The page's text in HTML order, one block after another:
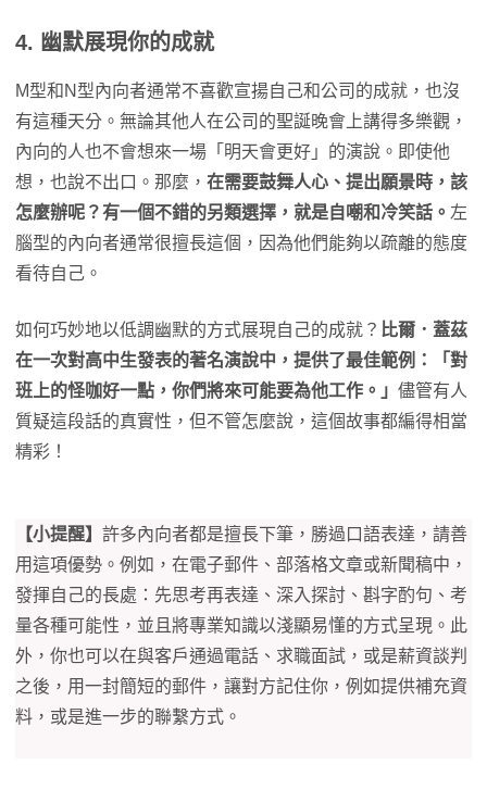
4. 幽默展現你的成就
M型和N型內向者通常不喜歡宣揚自己和公司的成就，也沒
有這種天分。無論其他人在公司的聖誕晚會上講得多樂觀，
內向的人也不會想來一場「明天會更好」的演說。即使他
想，也說不出口。那麼， 在需要鼓舞人心、提出願景時，該
怎麼辦呢？有一個不錯的另類選擇，就是自嘲和冷笑話。 左
腦型的內向者通常很擅長這個，因為他們能夠以疏離的態度
看待自己。
如何巧妙地以低調幽默的方式展現自己的成就？ 比爾．蓋茲
在一次對高中生發表的著名演說中，提供了最佳範例：「對
班上的怪咖好一點，你們將來可能要為他工作。」 儘管有人
質疑這段話的真實性，但不管怎麼說，這個故事都編得相當
精彩！
【小提醒】 許多內向者都是擅長下筆，勝過口語表達，請善
用這項優勢。例如，在電子郵件、部落格文章或新聞稿中，
發揮自己的長處：先思考再表達、深入探討、斟字酌句、考
量各種可能性，並且將專業知識以淺顯易懂的方式呈現。此
外，你也可以在與客戶通過電話、求職面試，或是薪資談判
之後，用一封簡短的郵件，讓對方記住你，例如提供補充資
料，或是進一步的聯繫方式。